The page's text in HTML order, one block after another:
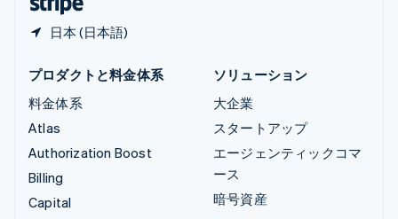
日本 (日本語)
プロダクトと料金体系
料金体系
Atlas
Authorization Boost
Billing
Capital
ソリューション
大企業
スタートアップ
エージェンティックコマ
ース
暗号資産